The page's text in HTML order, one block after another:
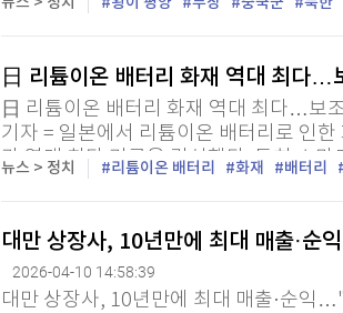
배했다. 10일 중국 관영 신화통신에 따
日 리튬이온 배터리 화재 역대 최다
日 리튬이온 배터리 화재 역대 최다…보
기자 = 일본에서 리튬이온 배터리로 인
가 역대 최다 기록을 경신했다. 특히 스
40%에 육박하며 주요 원인으로 지목됐
뉴스 > 정치 리튬이온 배터리 화재 배터리
대만 상장사, 10년만에 최대 매출·
2026-04-10 14:58:39
대만 상장사, 10년만에 최대 매출·순익